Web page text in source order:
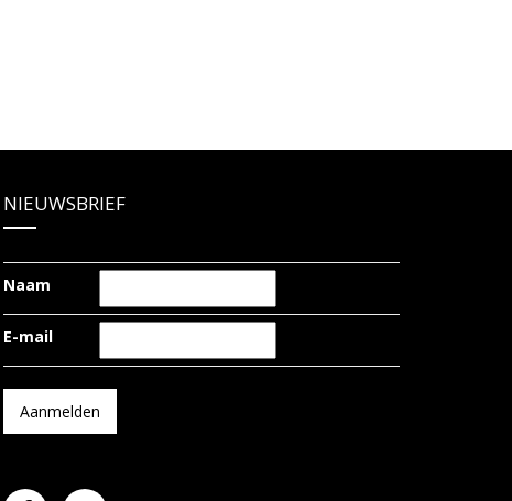
NIEUWSBRIEF
Naam
E-mail